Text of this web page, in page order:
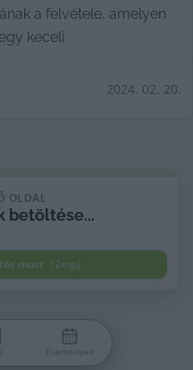
a felvétele, amelyen
keceli
2024. 02. 20.
OLDAL
betöltése...
most (2mp)
Események